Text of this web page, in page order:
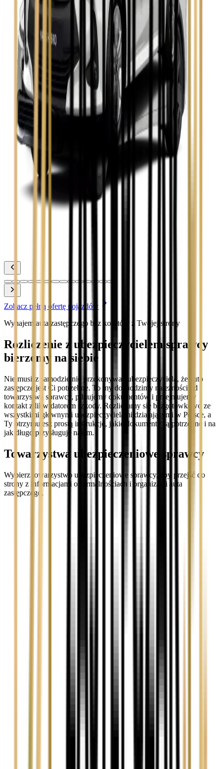
Skoda Kamiq
Zobacz
Skoda Octavia
Zobacz
Toyota Avensis
Zobacz
Toyota Camry
Zobacz
Toyota Corolla
Toyota Prius
Zobacz pełną ofertę pojazdów
Wynajem auta zastępczego bez kosztów z Twojej strony
Rozliczenie z ubezpieczycielem sprawcy
bierzemy na siebie
Nie musisz samodzielnie przekonywać ubezpieczyciela, że auto
zastępcze jest Ci potrzebne. To my dochodzimy należności od
towarzystwa sprawcy, pilnujemy dokumentów i przejmujemy
kontakt z likwidatorem szkody. Rozliczamy się bezgotówkowo ze
wszystkimi głównymi ubezpieczycielami działającymi w Polsce, a
Ty otrzymujesz prostą instrukcję, jakie dokumenty są potrzebne i na
jak długo przysługuje najem.
Towarzystwa ubezpieczeniowe sprawcy
Wybierz towarzystwo ubezpieczeniowe sprawcy, aby przejść do
strony z informacjami o formalnościach i organizacji auta
zastępczego.